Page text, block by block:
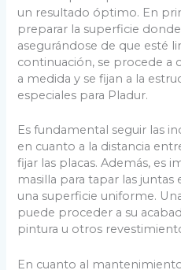
un resultado óptimo. En
preparar la superficie
asegurándose de que esté
continuación, se procede a
a medida y se fijan a la
especiales para Pladur.
Es fundamental seguir las
en cuanto a la distancia
fijar las placas. Además, es
masilla para tapar las
una superficie uniforme.
puede proceder a su
pintura u otros
En cuanto al